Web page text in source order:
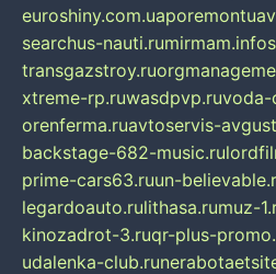
euroshiny.com.ua
searchus-nauti.rumirmam.info
transgazstroy.ru
xtreme-rp.ruwasdpvp.ruvoda-
orenferma.ruavtoservis-
backstage-682-music.ru
prime-cars63.ruun-
legardoauto.rulithasa.rumuz-
kinozadrot-3.ruqr-plus-
udalenka-club.ru